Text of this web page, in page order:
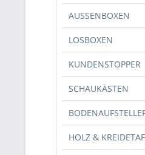
AUSSENBOXEN
LOSBOXEN
KUNDENSTOPPER
SCHAUKÄSTEN
HOLZ &